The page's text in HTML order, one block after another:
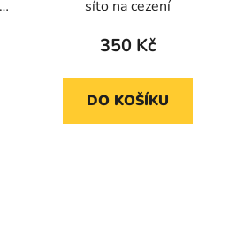
síto na cezení
350 Kč
DO KOŠÍKU